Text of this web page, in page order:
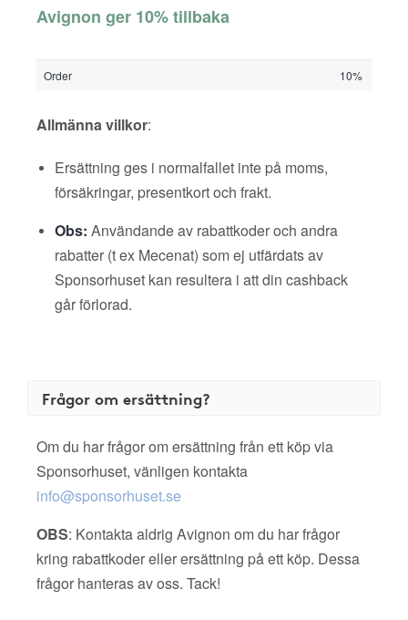
Avignon ger 10% tillbaka
Order 10%
Allmänna villkor:
Ersättning ges i normalfallet inte på moms,
försäkringar, presentkort och frakt.
Obs: Användande av rabattkoder och andra
rabatter (t ex Mecenat) som ej utfärdats av
Sponsorhuset kan resultera i att din cashback
går förlorad.
Frågor om ersättning?
Om du har frågor om ersättning från ett köp via
Sponsorhuset, vänligen kontakta
info@sponsorhuset.se
OBS: Kontakta aldrig Avignon om du har frågor
kring rabattkoder eller ersättning på ett köp. Dessa
frågor hanteras av oss. Tack!